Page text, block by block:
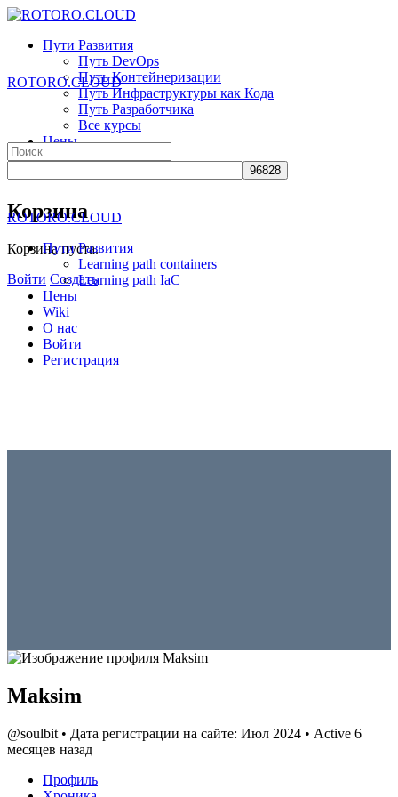
Toggle
Panel
Пути Развития
Путь DevOps
Путь Контейнеризации
Путь Инфраструктуры как Кода
Путь Разработчика
Все курсы
Цены
Wiki
More
options
Корзина
Корзина пуста.
Войти Создать
ROTORO.CLOUD
Search
for:
ROTORO.CLOUD
Пути Развития
Learning path containers
Learning path IaC
Цены
Wiki
О нас
Войти
Регистрация
Maksim
@soulbit • Дата регистрации на сайте: Июл 2024 • Active 6
месяцев назад
Профиль